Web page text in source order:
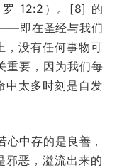
罗 12:2 ）。[8] 的
即在圣经与我们
，没有任何事物可
重要，因为我们每
中太多时刻是自发
中存的是良善，
邪恶，溢流出来的